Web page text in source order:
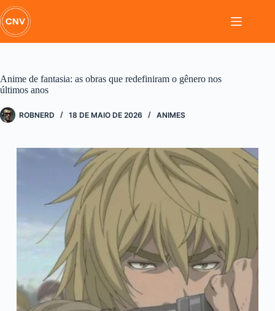
Pular
para
o
conteúdo
Anime de fantasia: as obras que redefiniram o gênero nos
últimos anos
ROBNERD 18 DE MAIO DE 2026 ANIMES